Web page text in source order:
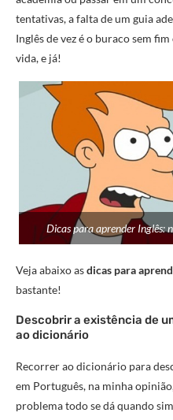
tentativas, a falta de um guia
Inglês de vez é o buraco sem
vida, e já!
Dicas para aprender Inglês:
Veja abaixo asdicas para
bastante!
Descobrir a existência de
ao dicionário
Recorrer ao dicionário para
em Português, na minha
problema todo se dá quando